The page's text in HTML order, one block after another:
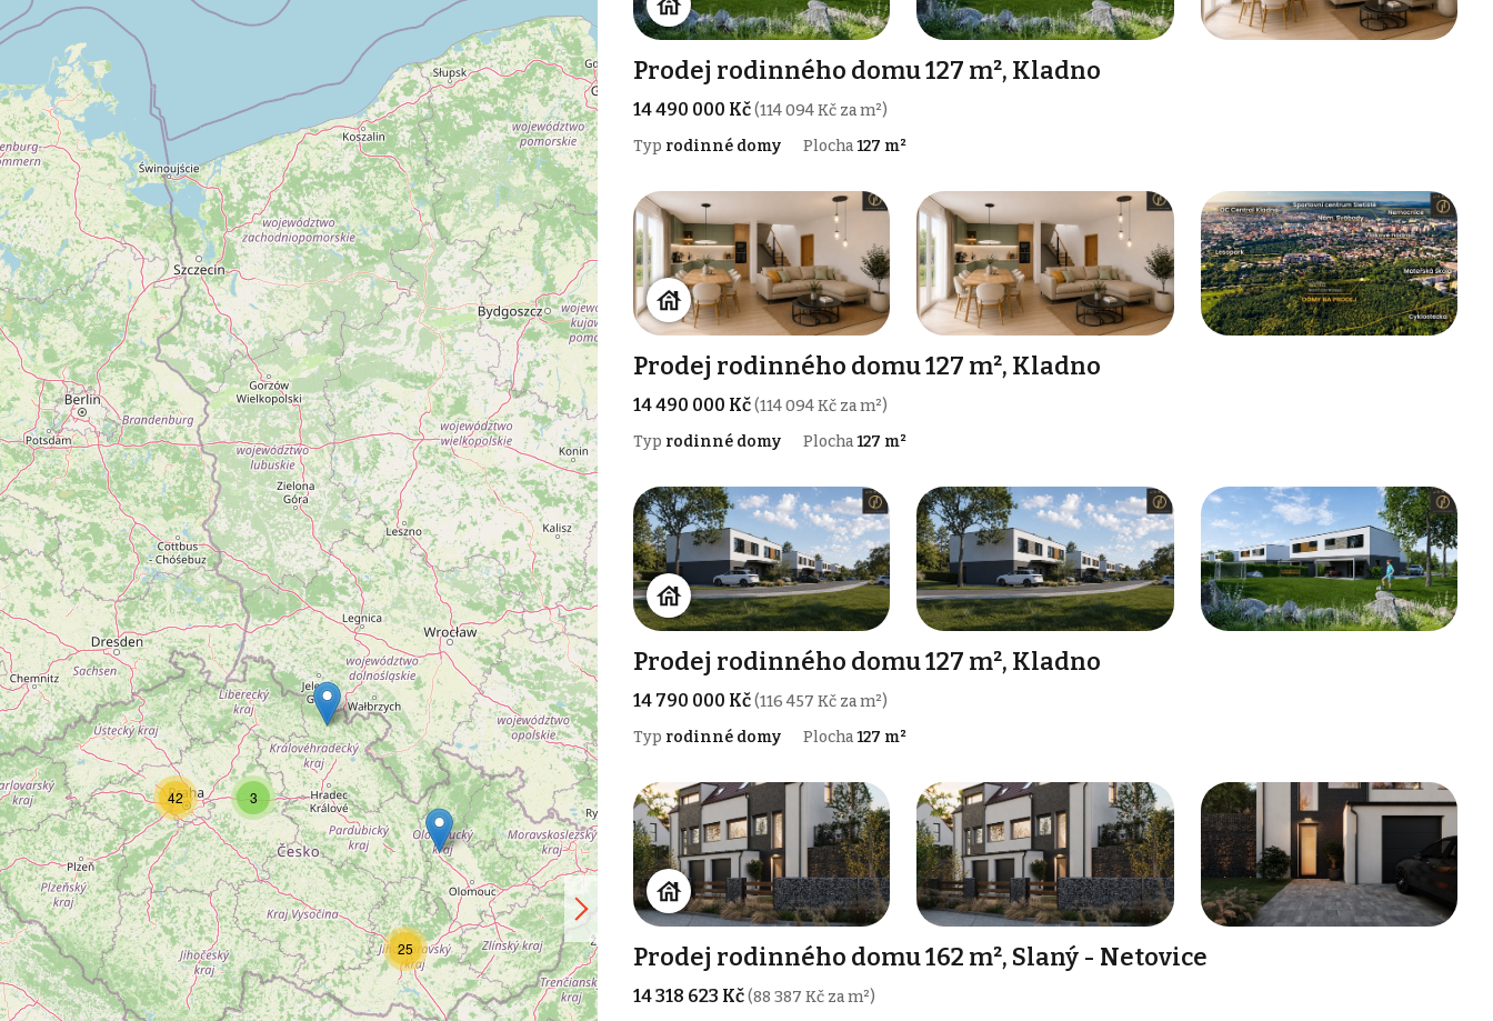
3
25
42
Prodej rodinného domu 127 m², Kladno
14 490 000 Kč(114 094 Kč za m²)
Typ rodinné domy Plocha127 m²
Prodej rodinného domu 127 m², Kladno
14 490 000 Kč(114 094 Kč za m²)
Typ rodinné domy Plocha127 m²
Prodej rodinného domu 127 m², Kladno
14 790 000 Kč(116 457 Kč za m²)
Typ rodinné domy Plocha127 m²
Prodej rodinného domu 162 m², Slaný - Netovice
14 318 623 Kč(88 387 Kč za m²)